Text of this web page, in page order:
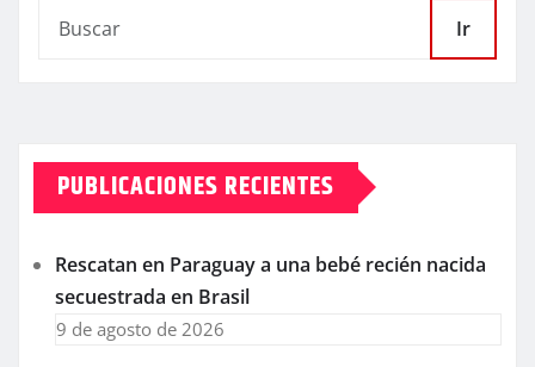
Ir
PUBLICACIONES RECIENTES
Rescatan en Paraguay a una bebé recién nacida
secuestrada en Brasil
9 de agosto de 2026